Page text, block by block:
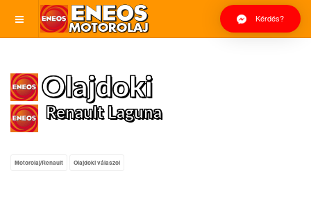
Kérdés?
Olajdoki
Renault Laguna
Motorolaj/Renault Olajdoki válaszol